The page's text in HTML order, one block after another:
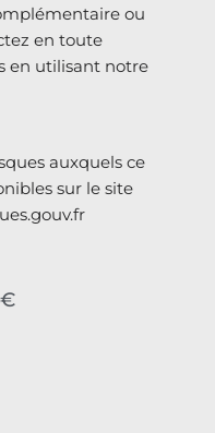
ou
en toute
en utilisant notre
auxquels ce
sur le site